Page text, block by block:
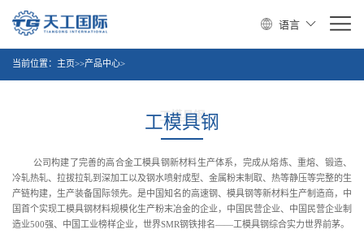
语言
当前位置： 主页>>产品中心>
工模具钢
工模具钢
公司构建了完善的高合金工模具钢新材料生产体系，完成从熔炼、重熔、锻造、
冷轧热轧、拉拔拉轧到深加工以及钢水喷射成型、金属粉末制取、热等静压等完整的生
产链构建，生产装备国际领先。是中国知名的高速钢、模具钢等新材料生产制造商，中
国首个实现工模具钢材料规模化生产粉末冶金的企业，中国民营企业、中国民营企业制
造业500强、中国工业榜样企业，世界SMR钢铁排名——工模具钢综合实力世界前茅。